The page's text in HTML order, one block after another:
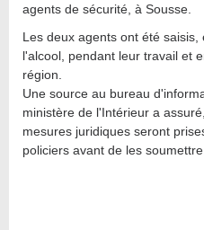
agents de sécurité, à Sousse.
Les deux agents ont été
l'alcool, pendant leur travail et
région.
Une source au bureau
ministère de l'Intérieur a
mesures juridiques seront
policiers avant de les